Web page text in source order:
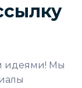
идеями! Мы